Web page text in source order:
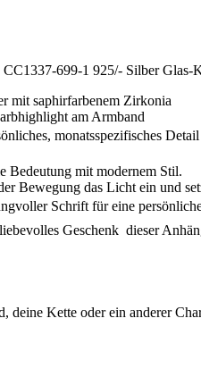
699-1 925/- Silber Glas-
mit saphirfarbenem Zirkonia
am Armband
monatsspezifisches Detail
Bedeutung mit modernem Stil.
Bewegung das Licht ein und
Schrift für eine
Geschenk  dieser
deine Kette oder ein anderer